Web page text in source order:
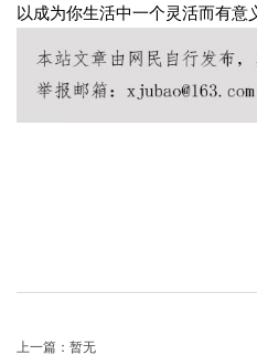
以成为你生活中一个灵活而有意
上一篇：暂无